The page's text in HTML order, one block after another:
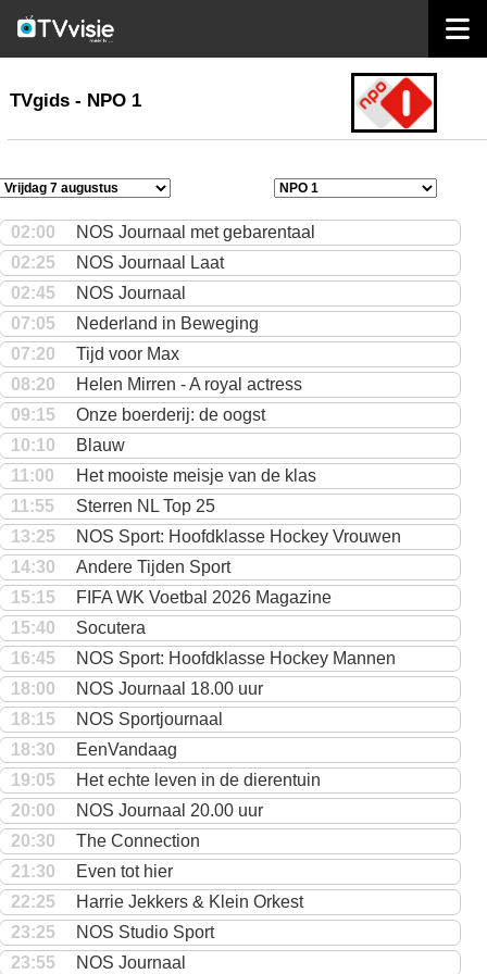
TVgids
TVgids - NPO 1
02:00
NOS Journaal met gebarentaal
02:25
NOS Journaal Laat
02:45
NOS Journaal
07:05
Nederland in Beweging
07:20
Tijd voor Max
08:20
Helen Mirren - A royal actress
09:15
Onze boerderij: de oogst
10:10
Blauw
11:00
Het mooiste meisje van de klas
11:55
Sterren NL Top 25
13:25
NOS Sport: Hoofdklasse Hockey Vrouwen
14:30
Andere Tijden Sport
15:15
FIFA WK Voetbal 2026 Magazine
15:40
Socutera
16:45
NOS Sport: Hoofdklasse Hockey Mannen
18:00
NOS Journaal 18.00 uur
18:15
NOS Sportjournaal
18:30
EenVandaag
19:05
Het echte leven in de dierentuin
20:00
NOS Journaal 20.00 uur
20:30
The Connection
21:30
Even tot hier
22:25
Harrie Jekkers & Klein Orkest
23:25
NOS Studio Sport
23:55
NOS Journaal